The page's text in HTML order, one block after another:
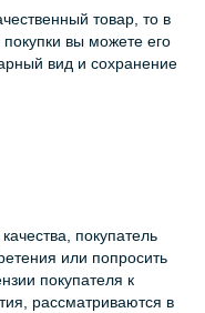
товар, то в
вы можете его
вид и сохранение
покупатель
или попросить
покупателя к
рассматриваются в